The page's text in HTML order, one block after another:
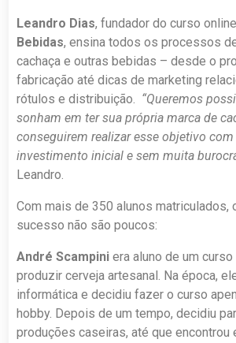
Leandro Dias, fundador do curso online
Bebidas, ensina todos os processos
cachaça e outras bebidas – desde o
fabricação até dicas de marketing
rótulos e distribuição. “Queremos
sonham em ter sua própria marca de
conseguirem realizar esse objetivo
investimento inicial e sem muita
Leandro.
Com mais de 350 alunos matriculados,
sucesso não são poucos:
André Scampini era aluno de um
produzir cerveja artesanal. Na época,
informática e decidiu fazer o curso
hobby. Depois de um tempo, decidiu
produções caseiras, até que encontrou